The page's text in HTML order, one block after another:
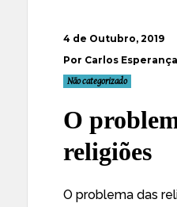
4 de Outubro, 2019
Por Carlos Esperança
Não categorizado
O
religiões
O problema das